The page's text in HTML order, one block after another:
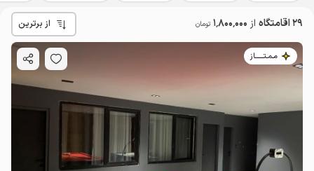
29 اقامتگاه از 1٬800٬000 تومان از برترین
مـمـتــــــاز